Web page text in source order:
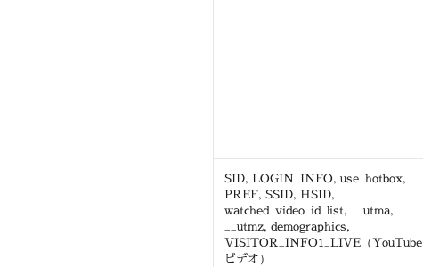
SID, LOGIN_INFO, use_hotbox,
PREF, SSID, HSID,
watched_video_id_list, __utma,
__utmz, demographics,
VISITOR_INFO1_LIVE（YouTube
ビデオ）